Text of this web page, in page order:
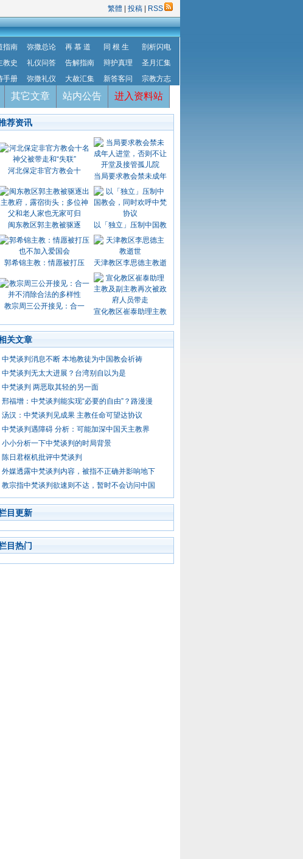
繁體 投稿 RSS
指南 弥撒总论 再 慕 道 同 根 生
剖析闪电
教史 礼仪问答 告解指南 辩护真理
圣月汇集
手册 弥撒礼仪 大赦汇集 新答客问 宗教方志
其它文章 站内公告 进入资料站
荐资讯
河北保定非官方教会十
当局要求教会禁未成年
闽东教区郭主教被驱逐 以「独立」压制中国教
郭希锦主教：情愿被打压 天津教区李思德主教逝
教宗周三公开接见：合一
宣化教区崔泰助理主教
关文章
中梵谈判消息不断 本地教徒为中国教会祈祷
中梵谈判无太大进展？台湾别自以为是
中梵谈判 两恶取其轻的另一面
邢福增：中梵谈判能实现“必要的自由”？路漫漫
汤汉：中梵谈判见成果 主教任命可望达协议
中梵谈判遇障碍 分析：可能加深中国天主教界
小小分析一下中梵谈判的时局背景
陈日君枢机批评中梵谈判
外媒透露中梵谈判内容，被指不正确并影响地下
教宗指中梵谈判欲速则不达，暂时不会访问中国
目更新
目热门